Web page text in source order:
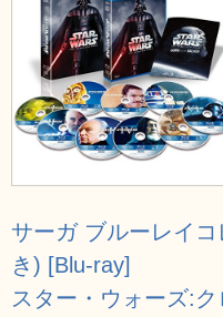
サーガ ブルーレイ
き) [Blu-ray]
スター・ウォーズ: